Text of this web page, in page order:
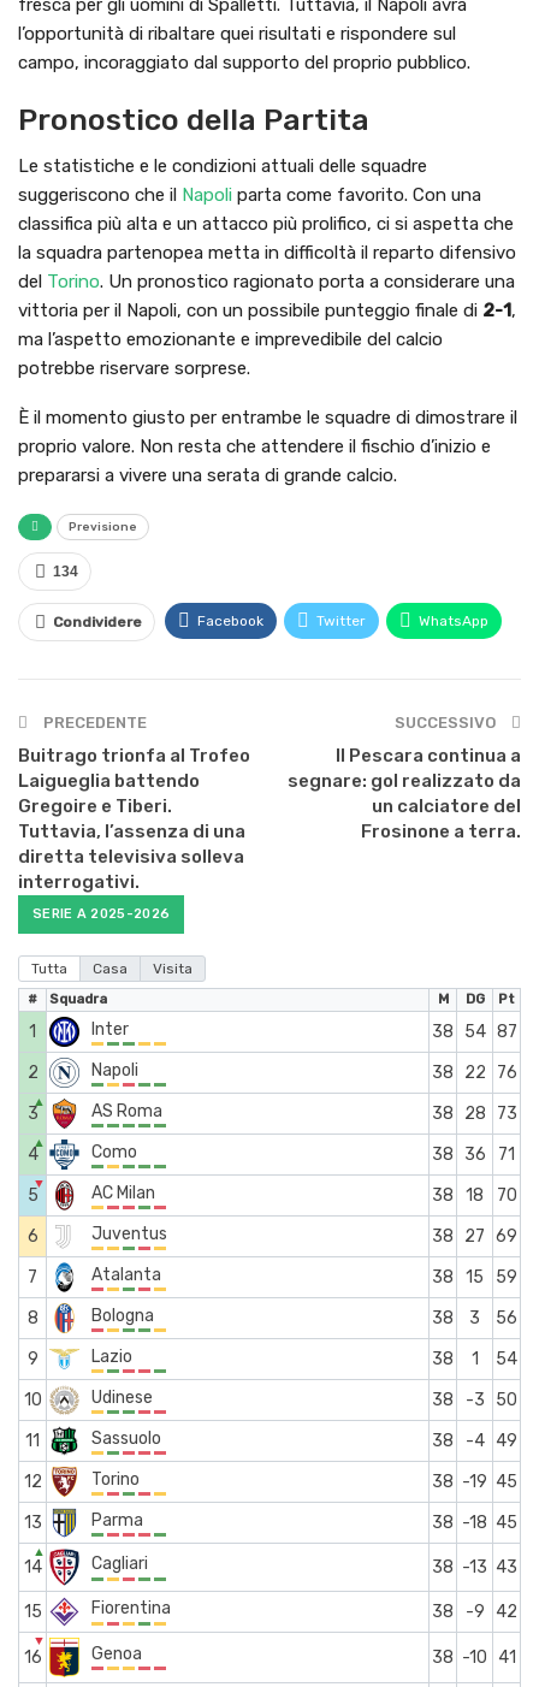
fresca per gli uomini di Spalletti. Tuttavia, il Napoli avrà
l’opportunità di ribaltare quei risultati e rispondere sul
campo, incoraggiato dal supporto del proprio pubblico.
Pronostico della Partita
Le statistiche e le condizioni attuali delle squadre
suggeriscono che il Napoli parta come favorito. Con una
classifica più alta e un attacco più prolifico, ci si aspetta che
la squadra partenopea metta in difficoltà il reparto difensivo
del Torino. Un pronostico ragionato porta a considerare una
vittoria per il Napoli, con un possibile punteggio finale di 2-1,
ma l’aspetto emozionante e imprevedibile del calcio
potrebbe riservare sorprese.
È il momento giusto per entrambe le squadre di dimostrare il
proprio valore. Non resta che attendere il fischio d’inizio e
prepararsi a vivere una serata di grande calcio.
Previsione
134
Condividere Facebook Twitter WhatsApp
PRECEDENTE
Buitrago trionfa al Trofeo
Laigueglia battendo
Gregoire e Tiberi.
Tuttavia, l’assenza di una
diretta televisiva solleva
interrogativi.
SUCCESSIVO
Il Pescara continua a
segnare: gol realizzato da
un calciatore del
Frosinone a terra.
SERIE A 2025-2026
Tutta Casa Visita
# Squadra M DG Pt
1 Inter 38 54 87
2
Napoli 38 22
76
3
▲ AS Roma 38 28
73
4
▲ Como 38 36
71
5
▼ AC Milan 38 18
70
6
Juventus 38 27 69
7
Atalanta 38 15
59
8
Bologna 38 3
56
9
Lazio 38 1
54
10
Udinese 38 -3
50
11
Sassuolo 38 -4
49
12
Torino 38 -19 45
13
Parma 38 -18 45
14
▲
Cagliari 38 -13 43
15 Fiorentina 38 -9 42
16
▼
Genoa 38 -10 41